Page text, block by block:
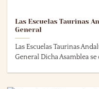
Las Escuelas Taurinas
General
Las Escuelas Taurinas
General Dicha Asamblea